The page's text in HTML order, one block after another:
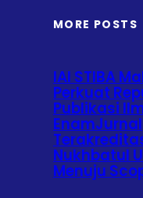
MORE POSTS
IAI STIBA
Perkuat
Publikasi
EnamJurnal
Nukhbatul
Menuju